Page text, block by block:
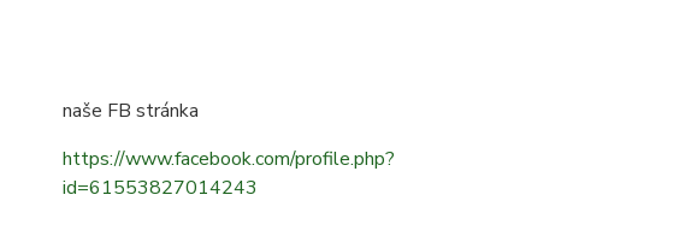
naše FB stránka
https://www.facebook.com/profile.php?
id=61553827014243